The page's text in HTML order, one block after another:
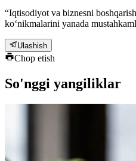
“Iqtisodiyot va biznesni
ko‘nikmalarini yanada
Ulashish
Chop etish
So'nggi yangiliklar